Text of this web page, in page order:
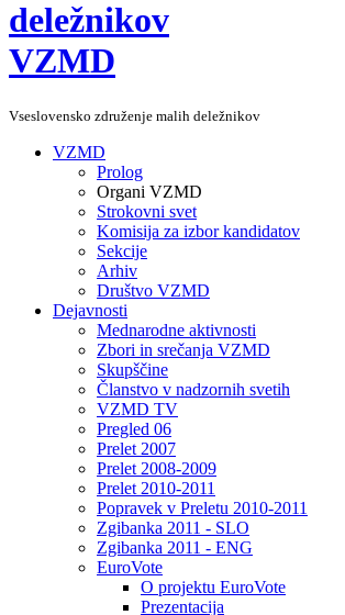
VZMD
Vseslovensko združenje malih deležnikov
VZMD
Prolog
Organi VZMD
Strokovni svet
Komisija za izbor kandidatov
Sekcije
Arhiv
Društvo VZMD
Dejavnosti
Mednarodne aktivnosti
Zbori in srečanja VZMD
Skupščine
Članstvo v nadzornih svetih
VZMD TV
Pregled 06
Prelet 2007
Prelet 2008-2009
Prelet 2010-2011
Popravek v Preletu 2010-2011
Zgibanka 2011 - SLO
Zgibanka 2011 - ENG
EuroVote
O projektu EuroVote
Prezentacija